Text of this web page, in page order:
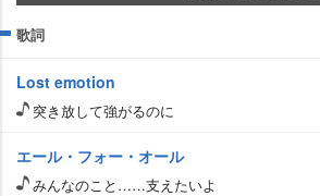
歌詞
Lost emotion
突き放して強がるのに
エール・フォー・オール
みんなのこと……支えたいよ